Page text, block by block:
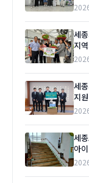
세
지
세
지
세
아